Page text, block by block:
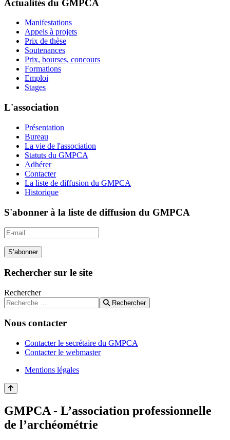
Actualités du GMPCA
Manifestations
Appels à projets
Prix de thèse
Soutenances
Prix, bourses, concours
Formations
Emploi
Stages
L'association
Présentation
Bureau
La vie de l'association
Statuts du GMPCA
Adhérer
Contacter
La liste de diffusion du GMPCA
Historique
S'abonner à la liste de diffusion du GMPCA
S’abonner
Rechercher sur le site
Rechercher
Rechercher
Nous contacter
Contacter le secrétaire du GMPCA
Contacter le webmaster
Mentions légales
GMPCA - L’association professionnelle
de l’archéométrie